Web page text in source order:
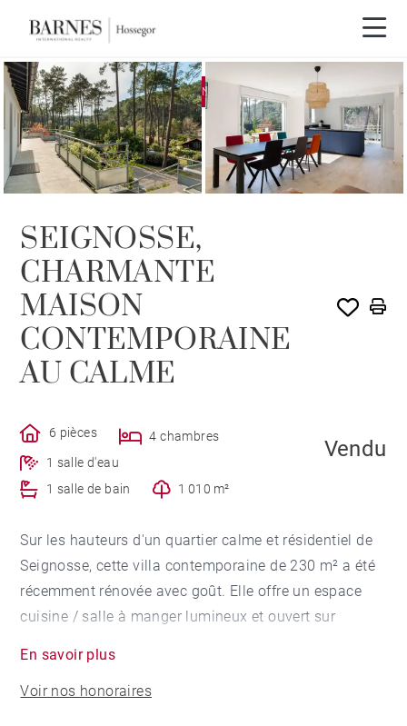
EXCLUSIVITÉ VENDU PAR BARNES
SEIGNOSSE,
CHARMANTE
MAISON
CONTEMPORAINE
AU CALME
6 pièces
4 chambres
1 salle d'eau
1 salle de bain
1 010 m²
Vendu
Sur les hauteurs d'un quartier calme et résidentiel de
Seignosse, cette villa contemporaine de 230 m² a été
récemment rénovée avec goût. Elle offre un espace
cuisine / salle à manger lumineux et ouvert sur
et 4 chambres dont une suite parentale. Une
belle piscine chauffée avec vue sur la forêt complète
En savoir plus
Voir nos honoraires